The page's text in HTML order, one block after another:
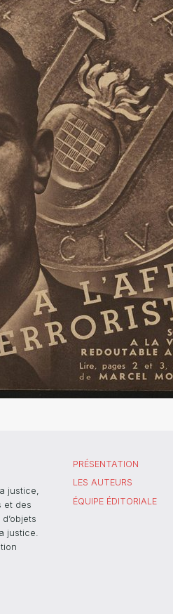
justice,
et des
justice.
PRÉSENTATION
LES AUTEURS
ÉQUIPE ÉDITORIALE